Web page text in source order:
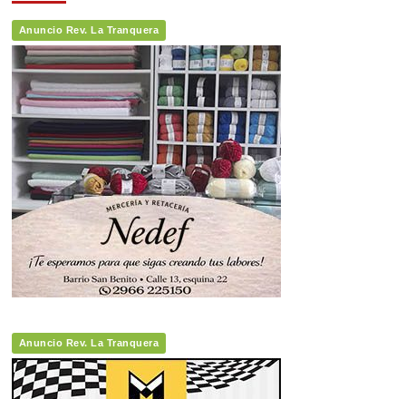
Anuncio Rev. La Tranquera
Anuncio Rev. La Tranquera